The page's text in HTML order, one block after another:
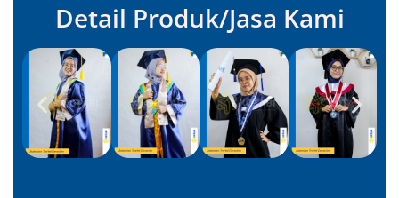
Detail Produk/Jasa Kami